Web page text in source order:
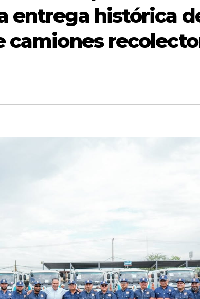
entrega histórica